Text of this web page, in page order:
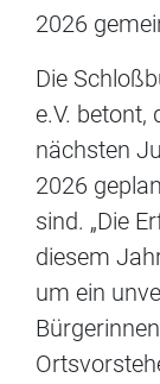
2026
Die
e.V. betont,
nächsten
2026
sind. „Die
diesem
um ein